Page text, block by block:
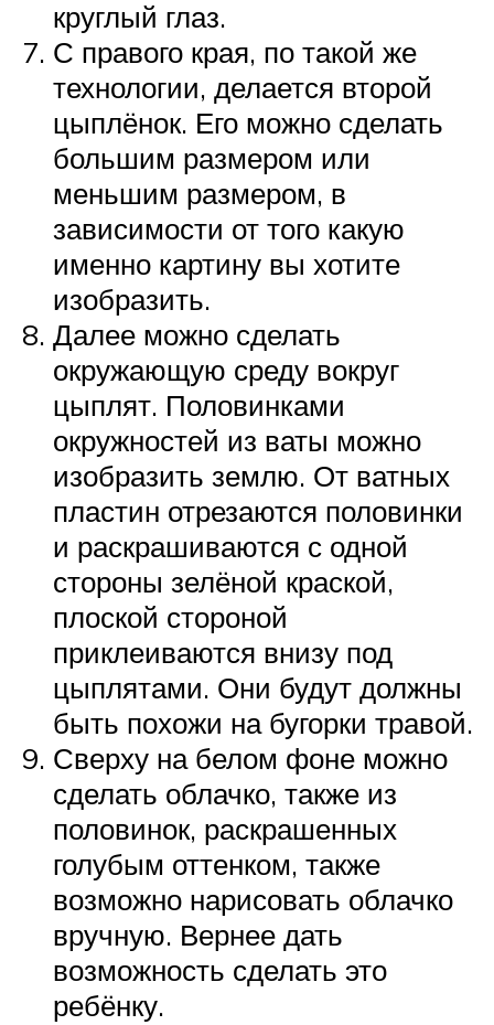
круглый глаз.
С правого края, по такой же
технологии, делается второй
цыплёнок. Его можно сделать
большим размером или
меньшим размером, в
зависимости от того какую
именно картину вы хотите
изобразить.
Далее можно сделать
окружающую среду вокруг
цыплят. Половинками
окружностей из ваты можно
изобразить землю. От ватных
пластин отрезаются половинки
и раскрашиваются с одной
стороны зелёной краской,
плоской стороной
приклеиваются внизу под
цыплятами. Они будут должны
быть похожи на бугорки травой.
Сверху на белом фоне можно
сделать облачко, также из
половинок, раскрашенных
голубым оттенком, также
возможно нарисовать облачко
вручную. Вернее дать
возможность сделать это
ребёнку.